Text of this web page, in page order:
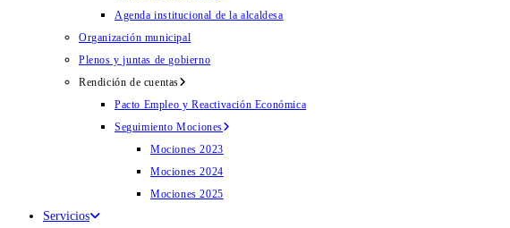
Agenda institucional de la alcaldesa
Organización municipal
Plenos y juntas de gobierno
Rendición de cuentas
Pacto Empleo y Reactivación Económica
Seguimiento Mociones
Mociones 2023
Mociones 2024
Mociones 2025
Servicios